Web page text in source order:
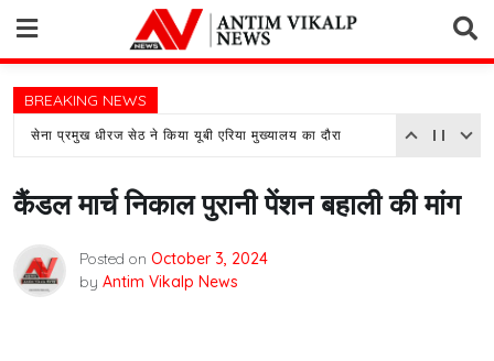
content
BREAKING NEWS
सेना प्रमुख धीरज सेठ ने किया यूबी एरिया मुख्यालय का दौरा
कैंडल मार्च निकाल पुरानी पेंशन बहाली की मांग
Posted on October 3, 2024
by Antim Vikalp News